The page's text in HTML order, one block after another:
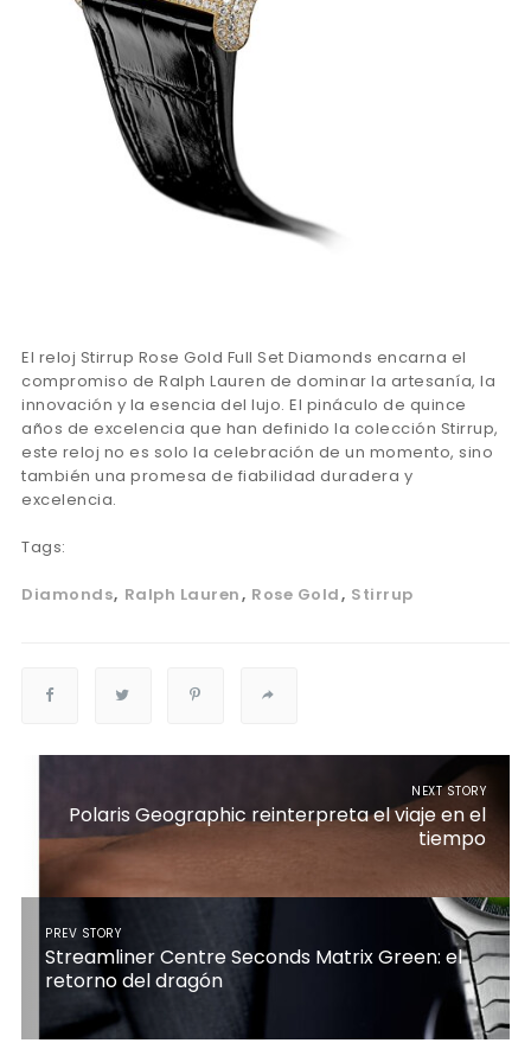
El reloj Stirrup Rose Gold Full Set Diamonds encarna el
compromiso de Ralph Lauren de dominar la artesanía, la
innovación y la esencia del lujo. El pináculo de quince
años de excelencia que han definido la colección Stirrup,
este reloj no es solo la celebración de un momento, sino
también una promesa de fiabilidad duradera y
excelencia.
Tags:
Diamonds Ralph Lauren Rose Gold Stirrup
NEXT STORY
Polaris Geographic reinterpreta el viaje en el
tiempo
PREV STORY
Streamliner Centre Seconds Matrix Green: el
retorno del dragón